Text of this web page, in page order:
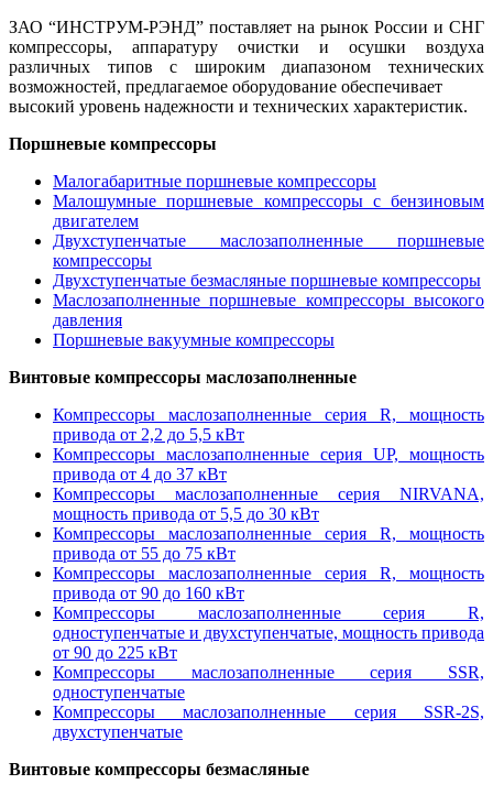
ЗАО “ИНСТРУМ-РЭНД” поставляет на рынок России и СНГ
компрессоры, аппаратуру очистки и осушки воздуха
различных типов с широким диапазоном технических
возможностей, предлагаемое оборудование обеспечивает
высокий уровень надежности и технических характеристик.
Поршневые компрессоры
Малогабаритные поршневые компрессоры
Малошумные поршневые компрессоры с бензиновым
двигателем
Двухступенчатые маслозаполненные поршневые
компрессоры
Двухступенчатые безмасляные поршневые компрессоры
Маслозаполненные поршневые компрессоры высокого
давления
Поршневые вакуумные компрессоры
Винтовые компрессоры маслозаполненные
Компрессоры маслозаполненные серия R, мощность
привода от 2,2 до 5,5 кВт
Компрессоры маслозаполненные серия UP, мощность
привода от 4 до 37 кВт
Компрессоры маслозаполненные серия NIRVANA,
мощность привода от 5,5 до 30 кВт
Компрессоры маслозаполненные серия R, мощность
привода от 55 до 75 кВт
Компрессоры маслозаполненные серия R, мощность
привода от 90 до 160 кВт
Компрессоры маслозаполненные серия R,
одноступенчатые и двухступенчатые, мощность привода
от 90 до 225 кВт
Компрессоры маслозаполненные серия SSR,
одноступенчатые
Компрессоры маслозаполненные серия SSR-2S,
двухступенчатые
Винтовые компрессоры безмасляные